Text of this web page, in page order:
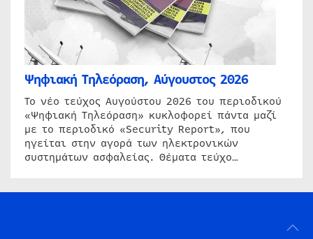
Ψηφιακή Τηλεόραση, Αύγουστος 2026
Το νέο τεύχος Αυγούστου 2026 του περιοδικού
«Ψηφιακή Τηλεόραση» κυκλοφορεί πάντα μαζί
με το περιοδικό «Security Report», που
ηγείται στην αγορά των ηλεκτρονικών
συστημάτων ασφαλείας. Θέματα τεύχο…